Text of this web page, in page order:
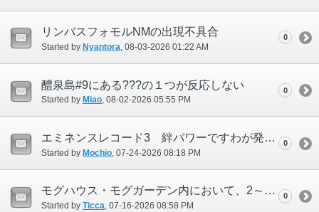
リンバスフォモルNMの出現不具合
Started by Nyantora‎, 08-03-2026 01:22 AM
0
醴泉島#9にある???の１つが反応しない
Started by Miao‎, 08-02-2026 05:55 PM
0
エミネンスレコード3 絆パワーですわが発生しない
Started by Mochio ‎, 07-24-2026 08:18 PM
0
モグハウス・モグガーデン内において、2～5秒周期で数フレームの処理落ちを繰り返す
Started by Ticca‎, 07-16-2026 08:58 PM
0